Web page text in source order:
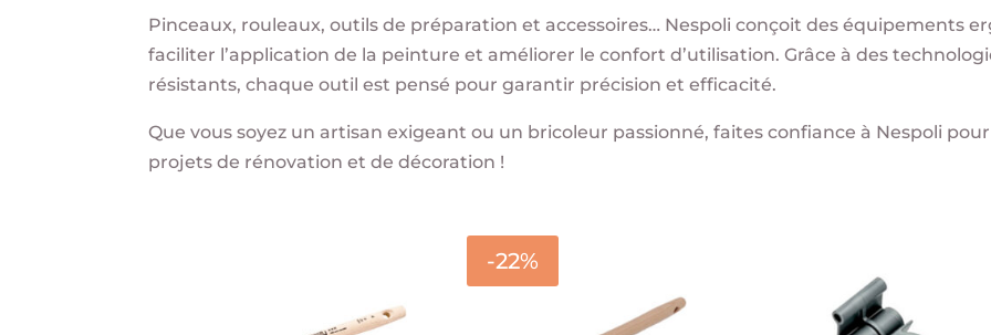
Pinceaux, rouleaux, outils de préparation et accessoires… Nespoli conçoit des équipements
faciliter l’application de la peinture et améliorer le confort d’utilisation. Grâce à des
résistants, chaque outil est pensé pour garantir précision et efficacité.
Que vous soyez un artisan exigeant ou un bricoleur passionné, faites confiance à Nespoli
projets de rénovation et de décoration !
-22%